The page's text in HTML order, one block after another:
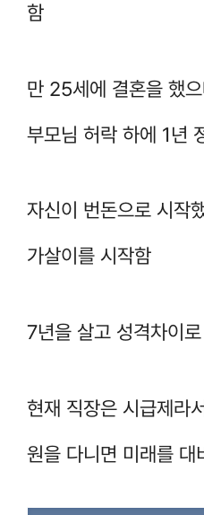
함
만 25세에 결혼을 했
부모님 허락 하에 1년
자신이 번돈으로 시작
가살이를 시작함
7년을 살고 성격차이
현재 직장은 시급제라
원을 다니면 미래를 대